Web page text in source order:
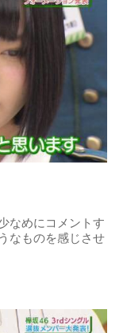
なめにコメントす
なものを感じさせ